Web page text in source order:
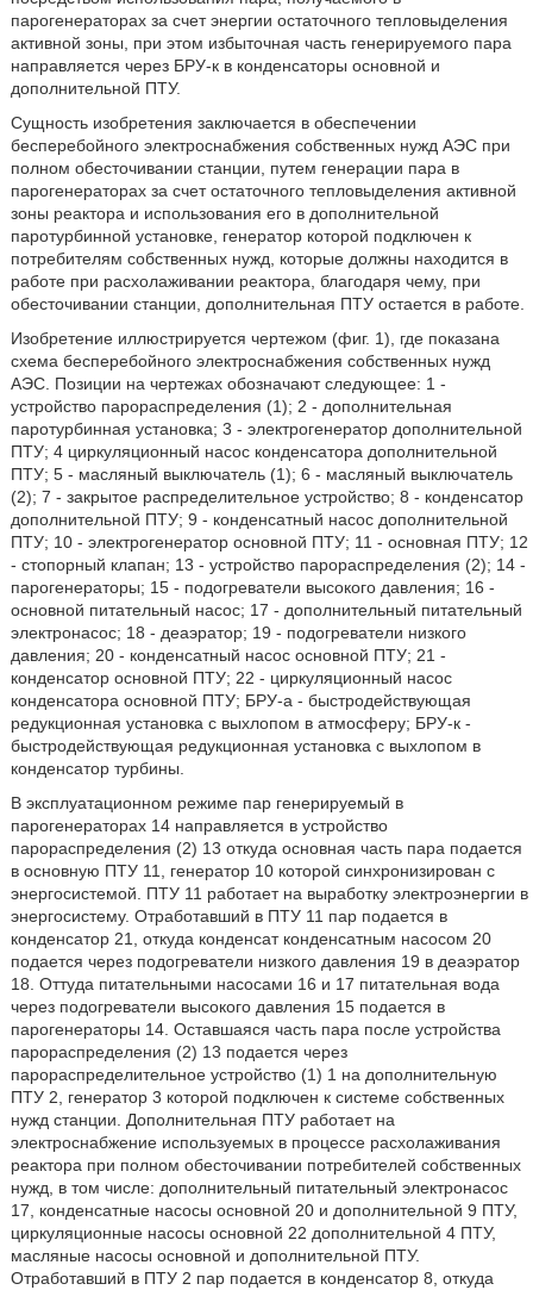
парогенераторах за счет энергии остаточного тепловыделения
активной зоны, при этом избыточная часть генерируемого пара
направляется через БРУ-к в конденсаторы основной и
дополнительной ПТУ.
Сущность изобретения заключается в обеспечении
бесперебойного электроснабжения собственных нужд АЭС при
полном обесточивании станции, путем генерации пара в
парогенераторах за счет остаточного тепловыделения активной
зоны реактора и использования его в дополнительной
паротурбинной установке, генератор которой подключен к
потребителям собственных нужд, которые должны находится в
работе при расхолаживании реактора, благодаря чему, при
обесточивании станции, дополнительная ПТУ остается в работе.
Изобретение иллюстрируется чертежом (фиг. 1), где показана
схема бесперебойного электроснабжения собственных нужд
АЭС. Позиции на чертежах обозначают следующее: 1 -
устройство парораспределения (1); 2 - дополнительная
паротурбинная установка; 3 - электрогенератор дополнительной
ПТУ; 4 циркуляционный насос конденсатора дополнительной
ПТУ; 5 - масляный выключатель (1); 6 - масляный выключатель
(2); 7 - закрытое распределительное устройство; 8 - конденсатор
дополнительной ПТУ; 9 - конденсатный насос дополнительной
ПТУ; 10 - электрогенератор основной ПТУ; 11 - основная ПТУ; 12
- стопорный клапан; 13 - устройство парораспределения (2); 14 -
парогенераторы; 15 - подогреватели высокого давления; 16 -
основной питательный насос; 17 - дополнительный питательный
электронасос; 18 - деаэратор; 19 - подогреватели низкого
давления; 20 - конденсатный насос основной ПТУ; 21 -
конденсатор основной ПТУ; 22 - циркуляционный насос
конденсатора основной ПТУ; БРУ-а - быстродействующая
редукционная установка с выхлопом в атмосферу; БРУ-к -
быстродействующая редукционная установка с выхлопом в
конденсатор турбины.
В эксплуатационном режиме пар генерируемый в
парогенераторах 14 направляется в устройство
парораспределения (2) 13 откуда основная часть пара подается
в основную ПТУ 11, генератор 10 которой синхронизирован с
энергосистемой. ПТУ 11 работает на выработку электроэнергии в
энергосистему. Отработавший в ПТУ 11 пар подается в
конденсатор 21, откуда конденсат конденсатным насосом 20
подается через подогреватели низкого давления 19 в деаэратор
18. Оттуда питательными насосами 16 и 17 питательная вода
через подогреватели высокого давления 15 подается в
парогенераторы 14. Оставшаяся часть пара после устройства
парораспределения (2) 13 подается через
парораспределительное устройство (1) 1 на дополнительную
ПТУ 2, генератор 3 которой подключен к системе собственных
нужд станции. Дополнительная ПТУ работает на
электроснабжение используемых в процессе расхолаживания
реактора при полном обесточивании потребителей собственных
нужд, в том числе: дополнительный питательный электронасос
17, конденсатные насосы основной 20 и дополнительной 9 ПТУ,
циркуляционные насосы основной 22 дополнительной 4 ПТУ,
масляные насосы основной и дополнительной ПТУ.
Отработавший в ПТУ 2 пар подается в конденсатор 8, откуда